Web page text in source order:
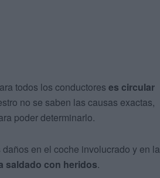
todos los conductores es circular
no se saben las causas exactas,
poder determinarlo.
en el coche involucrado y en la
saldado con heridos.